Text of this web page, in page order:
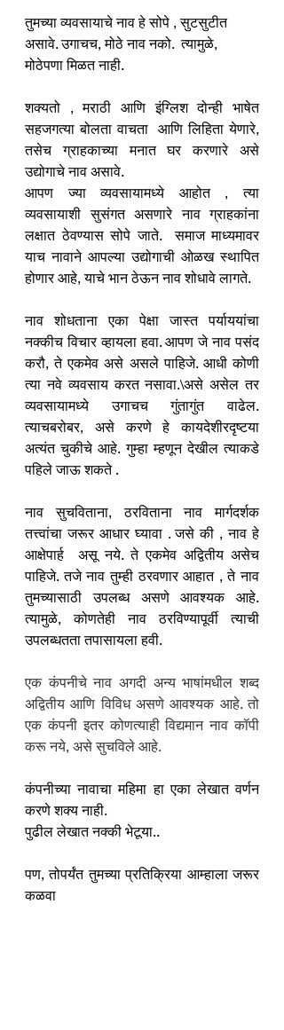
तुमच्या व्यवसायाचे नाव हे सोपे , सुटसुटीत
असावे. उगाचच, मोठे नाव नको.  त्यामुळे,
मोठेपणा मिळत नाही.
शक्यतो , मराठी आणि इंग्लिश दोन्ही भाषेत
सहजगत्या बोलता वाचता  आणि लिहिता येणारे,
तसेच ग्राहकाच्या मनात घर करणारे असे
उद्योगाचे नाव असावे.
आपण ज्या व्यवसायामध्ये आहोत , त्या
व्यवसायाशी सुसंगत असणारे नाव ग्राहकांना
लक्षात ठेवण्यास सोपे जाते.  समाज माध्यमावर
याच नावाने आपल्या उद्योगाची ओळख स्थापित
होणार आहे, याचे भान ठेऊन नाव शोधावे लागते.
नाव शोधताना एका पेक्षा जास्त पर्याययांचा
नक्कीच विचार व्हायला हवा. आपण जे नाव पसंद
करौ, ते एकमेव असे असले पाहिजे. आधी कोणी
त्या नवे व्यवसाय करत नसावा.\असे असेल तर
व्यवसायामध्ये उगाचच गुंतागुंत वाढेल.
त्याचबरोबर, असे करणे हे कायदेशीरदृष्टया
अत्यंत चुकीचे आहे. गुम्हा म्हणून देखील त्याकडे
पहिले जाऊ शकते .
नाव सुचविताना, ठरविताना नाव मार्गदर्शक
तत्त्वांचा जरूर आधार घ्यावा . जसे की , नाव हे
आक्षेपार्ह  असू नये. ते एकमेव अद्वितीय असेच
पाहिजे. तजे नाव तुम्ही ठरवणार आहात , ते नाव
तुमच्यासाठी उपलब्ध असणे आवश्यक आहे.
त्यामुळे, कोणतेही नाव ठरविण्यापूर्वी त्याची
उपलब्धतता तपासायला हवी.
एक कंपनीचे नाव अगदी अन्य भाषांमधील शब्द
अद्वितीय आणि विविध असणे आवश्यक आहे. तो
एक कंपनी इतर कोणत्याही विद्यमान नाव कॉपी
करू नये, असे सुचविले आहे.
कंपनीच्या नावाचा महिमा हा एका लेखात वर्णन
करणे शक्य नाही.
पुढील लेखात नक्की भेटूया..
पण, तोपर्यंत तुमच्या प्रतिक्रिया आम्हाला जरूर
कळवा